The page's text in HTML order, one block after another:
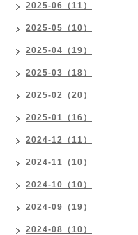
2025-06（11）
2025-05（10）
2025-04（19）
2025-03（18）
2025-02（20）
2025-01（16）
2024-12（11）
2024-11（10）
2024-10（10）
2024-09（19）
2024-08（10）